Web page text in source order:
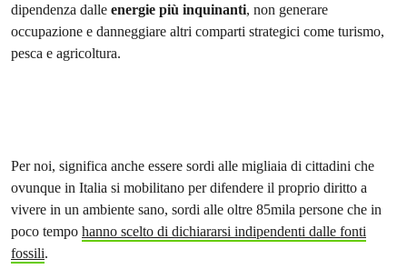
dipendenza dalle energie più inquinanti, non generare
occupazione e danneggiare altri comparti strategici come turismo,
pesca e agricoltura.
Per noi, significa anche essere sordi alle migliaia di cittadini che
ovunque in Italia si mobilitano per difendere il proprio diritto a
vivere in un ambiente sano, sordi alle oltre 85mila persone che in
poco tempo hanno scelto di dichiararsi indipendenti dalle fonti
fossili.